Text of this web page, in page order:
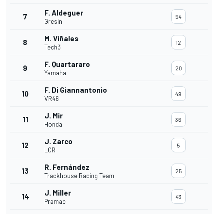
7 F. Aldeguer
Gresini
54
8 M. Viñales
Tech3
12
9 F. Quartararo
Yamaha
20
10 F. Di Giannantonio
VR46
49
11 J. Mir
Honda
36
12 J. Zarco
LCR
5
13 R. Fernández
Trackhouse Racing Team
25
14 J. Miller
Pramac
43